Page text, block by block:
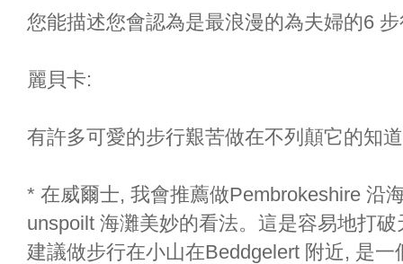
您能描述您會認為是最浪漫的為夫婦的6
麗貝卡:
有許多可愛的步行艱苦做在不列顛它的知
* 在威爾士, 我會推薦做Pembrokeshire 沿
unspoilt 海灘美妙的看法。這是容易地打
建議做步行在小山在Beddgelert 附近, 是